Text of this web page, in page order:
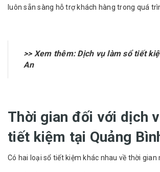
luôn sẵn sàng hỗ trợ khách hàng trong quá
>> Xem thêm:Dịch vụ làm sổ tiết
An
Thời gian đối với dịch
tiết kiệm tại Quảng
Có hai loại sổ tiết kiệm khác nhau về thời gian